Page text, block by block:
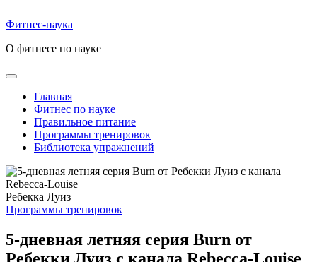
к
Фитнес-наука
О фитнесе по науке
Главная
Фитнес по науке
Правильное питание
Программы тренировок
Библиотека упражнений
Ребекка Луиз
Опубликовано
Программы тренировок
5-дневная летняя серия Burn от